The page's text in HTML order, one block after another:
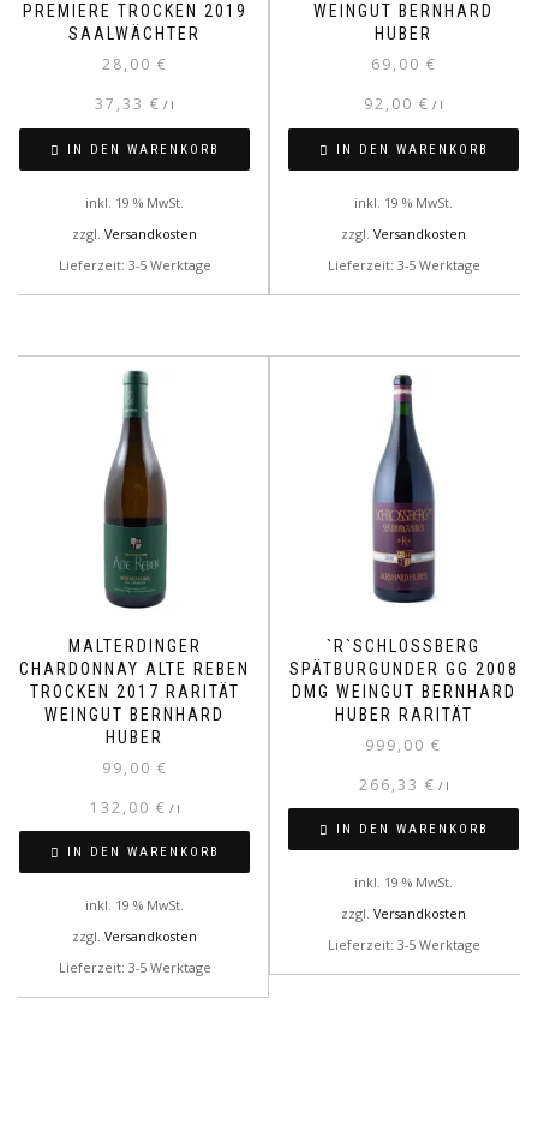
PREMIERE TROCKEN 2019
SAALWÄCHTER
28,00 €
37,33 € / l
IN DEN WARENKORB
inkl. 19 % MwSt.
zzgl. Versandkosten
Lieferzeit: 3-5 Werktage
WEINGUT BERNHARD
HUBER
69,00 €
92,00 € / l
IN DEN WARENKORB
inkl. 19 % MwSt.
zzgl. Versandkosten
Lieferzeit: 3-5 Werktage
MALTERDINGER
CHARDONNAY ALTE REBEN
TROCKEN 2017 RARITÄT
WEINGUT BERNHARD
HUBER
99,00 €
132,00 € / l
IN DEN WARENKORB
inkl. 19 % MwSt.
zzgl. Versandkosten
Lieferzeit: 3-5 Werktage
`R`SCHLOSSBERG
SPÄTBURGUNDER GG 2008
DMG WEINGUT BERNHARD
HUBER RARITÄT
999,00 €
266,33 € / l
IN DEN WARENKORB
inkl. 19 % MwSt.
zzgl. Versandkosten
Lieferzeit: 3-5 Werktage